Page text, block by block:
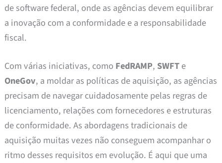
de software federal, onde as agências devem equilibrar
a inovação com a conformidade e a responsabilidade
fiscal.
Com várias iniciativas, como FedRAMP, SWFTe
OneGov, a moldar as políticas de aquisição, as agências
precisam de navegar cuidadosamente pelas regras de
licenciamento, relações com fornecedores e estruturas
de conformidade. As abordagens tradicionais de
aquisição muitas vezes não conseguem acompanhar o
ritmo desses requisitos em evolução. É aqui que uma